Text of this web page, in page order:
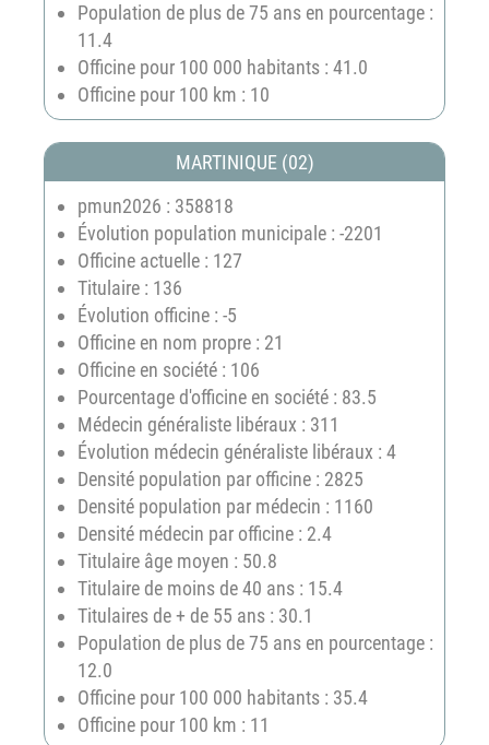
Population de plus de 75 ans en pourcentage :
11.4
Officine pour 100 000 habitants : 41.0
Officine pour 100 km : 10
MARTINIQUE (02)
pmun2026 : 358818
Évolution population municipale : -2201
Officine actuelle : 127
Titulaire : 136
Évolution officine : -5
Officine en nom propre : 21
Officine en société : 106
Pourcentage d'officine en société : 83.5
Médecin généraliste libéraux : 311
Évolution médecin généraliste libéraux : 4
Densité population par officine : 2825
Densité population par médecin : 1160
Densité médecin par officine : 2.4
Titulaire âge moyen : 50.8
Titulaire de moins de 40 ans : 15.4
Titulaires de + de 55 ans : 30.1
Population de plus de 75 ans en pourcentage :
12.0
Officine pour 100 000 habitants : 35.4
Officine pour 100 km : 11